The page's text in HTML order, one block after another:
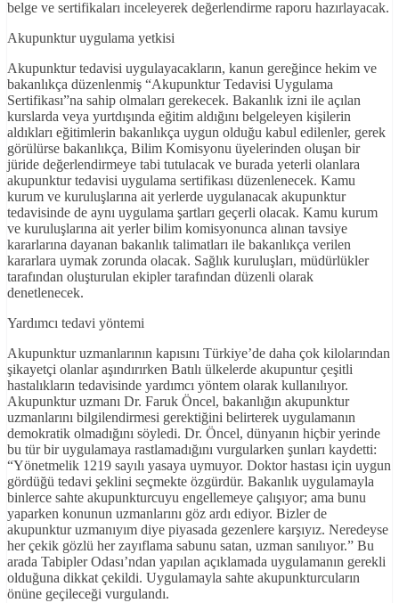
belge ve sertifikaları inceleyerek değerlendirme raporu hazırlayacak.
Akupunktur uygulama yetkisi
Akupunktur tedavisi uygulayacakların, kanun gereğince hekim ve
bakanlıkça düzenlenmiş “Akupunktur Tedavisi Uygulama
Sertifikası”na sahip olmaları gerekecek. Bakanlık izni ile açılan
kurslarda veya yurtdışında eğitim aldığını belgeleyen kişilerin
aldıkları eğitimlerin bakanlıkça uygun olduğu kabul edilenler, gerek
görülürse bakanlıkça, Bilim Komisyonu üyelerinden oluşan bir
jüride değerlendirmeye tabi tutulacak ve burada yeterli olanlara
akupunktur tedavisi uygulama sertifikası düzenlenecek. Kamu
kurum ve kuruluşlarına ait yerlerde uygulanacak akupunktur
tedavisinde de aynı uygulama şartları geçerli olacak. Kamu kurum
ve kuruluşlarına ait yerler bilim komisyonunca alınan tavsiye
kararlarına dayanan bakanlık talimatları ile bakanlıkça verilen
kararlara uymak zorunda olacak. Sağlık kuruluşları, müdürlükler
tarafından oluşturulan ekipler tarafından düzenli olarak
denetlenecek.
Yardımcı tedavi yöntemi
Akupunktur uzmanlarının kapısını Türkiye’de daha çok kilolarından
şikayetçi olanlar aşındırırken Batılı ülkelerde akupuntur çeşitli
hastalıkların tedavisinde yardımcı yöntem olarak kullanılıyor.
Akupunktur uzmanı Dr. Faruk Öncel, bakanlığın akupunktur
uzmanlarını bilgilendirmesi gerektiğini belirterek uygulamanın
demokratik olmadığını söyledi. Dr. Öncel, dünyanın hiçbir yerinde
bu tür bir uygulamaya rastlamadığını vurgularken şunları kaydetti:
“Yönetmelik 1219 sayılı yasaya uymuyor. Doktor hastası için uygun
gördüğü tedavi şeklini seçmekte özgürdür. Bakanlık uygulamayla
binlerce sahte akupunkturcuyu engellemeye çalışıyor; ama bunu
yaparken konunun uzmanlarını göz ardı ediyor. Bizler de
akupunktur uzmanıyım diye piyasada gezenlere karşıyız. Neredeyse
her çekik gözlü her zayıflama sabunu satan, uzman sanılıyor.” Bu
arada Tabipler Odası’ndan yapılan açıklamada uygulamanın gerekli
olduğuna dikkat çekildi. Uygulamayla sahte akupunkturcuların
önüne geçileceği vurgulandı.